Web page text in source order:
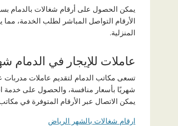
يمكن الحصول على أرقام شغالات بالدمام
الأرقام التواصل المباشر لطلب الخدمة،
المنزلية.
عاملات للإيجار في الدمام
تسعى مكاتب الدمام لتقديم عاملات
شهريًا بأسعار منافسة، والحصول على خدمة
يمكن الاتصال عبر الأرقام المتوفرة في
ارقام شغالات بالشهر الرياض